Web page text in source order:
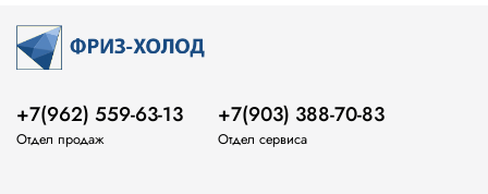
+7(962) 559-63-13
Отдел продаж
+7(903) 388-70-83
Отдел сервиса